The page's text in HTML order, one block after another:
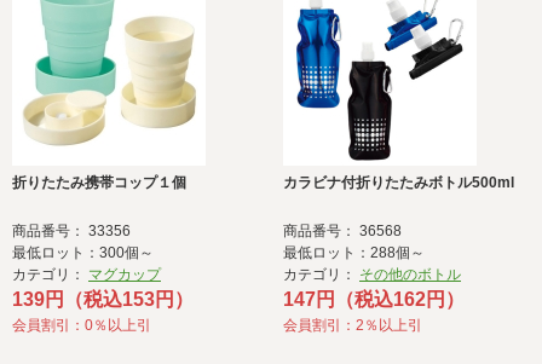
折りたたみ携帯コップ１個
商品番号： 33356
最低ロット：300個～
カテゴリ： マグカップ
139円（税込153円）
会員割引：0％以上引
カラビナ付折りたたみボトル500ml
商品番号： 36568
最低ロット：288個～
カテゴリ： その他のボトル
147円（税込162円）
会員割引：2％以上引